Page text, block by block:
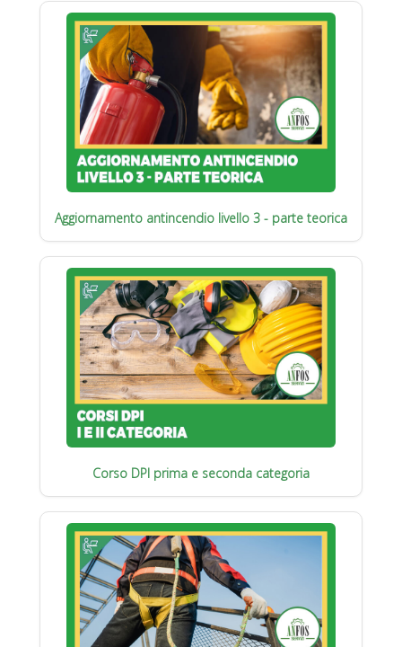
Aggiornamento antincendio livello 3 - parte teorica
Corso DPI prima e seconda categoria